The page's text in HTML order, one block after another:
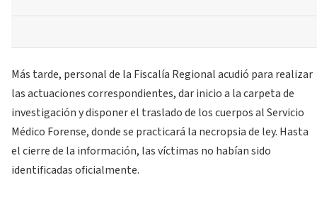
Más tarde, personal de la Fiscalía Regional acudió para realizar
las actuaciones correspondientes, dar inicio a la carpeta de
investigación y disponer el traslado de los cuerpos al Servicio
Médico Forense, donde se practicará la necropsia de ley. Hasta
el cierre de la información, las víctimas no habían sido
identificadas oficialmente.